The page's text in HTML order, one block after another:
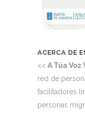
ACERCA DE
<< A Túa Voz
red de
facilitadores
personas